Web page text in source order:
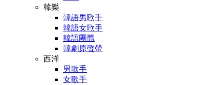
韓樂
韓語男歌手
韓語女歌手
韓語團體
韓劇原聲帶
西洋
男歌手
女歌手